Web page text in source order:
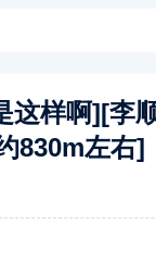
这样啊][李
830m左右]